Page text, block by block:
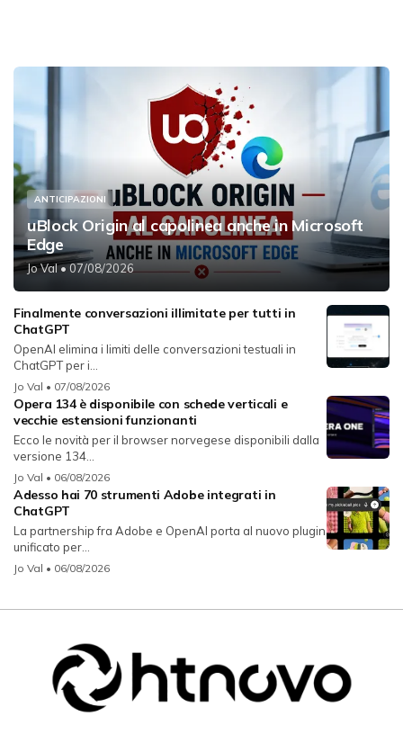
ANTICIPAZIONI
uBlock Origin al capolinea anche in Microsoft
Edge
Jo Val• 07/08/2026
Finalmente conversazioni illimitate per tutti in
ChatGPT
OpenAI elimina i limiti delle conversazioni testuali in
ChatGPT per i...
Jo Val • 07/08/2026
Opera 134 è disponibile con schede verticali e
vecchie estensioni funzionanti
Ecco le novità per il browser norvegese disponibili dalla
versione 134...
Jo Val • 06/08/2026
Adesso hai 70 strumenti Adobe integrati in
ChatGPT
La partnership fra Adobe e OpenAI porta al nuovo plugin
unificato per...
Jo Val • 06/08/2026